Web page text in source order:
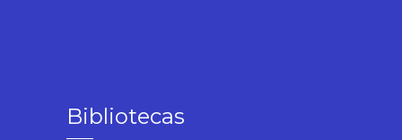
Bibliotecas